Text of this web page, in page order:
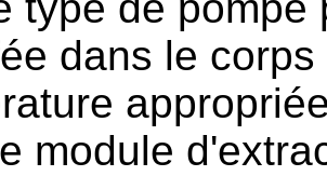
dans le
module